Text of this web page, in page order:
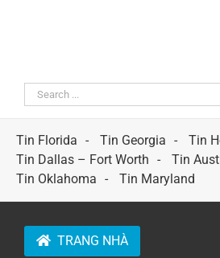
Search
for:
Tin Florida
Tin Georgia
Tin
Tin Dallas – Fort Worth
Tin
Tin Oklahoma
Tin Maryland
TRANG NHÀ